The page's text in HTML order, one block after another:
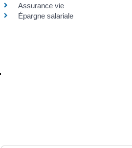
Assurance vie
Épargne salariale